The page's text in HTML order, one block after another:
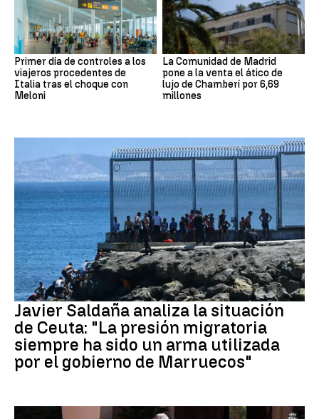
Primer día de controles a los
viajeros procedentes de
Italia tras el choque con
Meloni
La Comunidad de Madrid
pone a la venta el ático de
lujo de Chamberí por 6,69
millones
Crisis migratoria Ceuta
Javier Saldaña analiza la situación
de Ceuta: "La presión migratoria
siempre ha sido un arma utilizada
por el gobierno de Marruecos"